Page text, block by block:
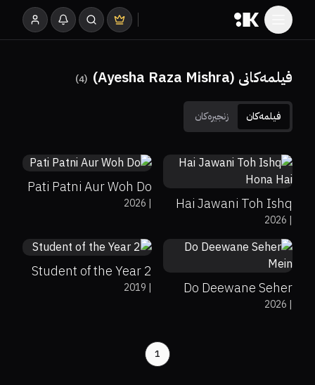
فیلمەکانی (Ayesha Raza Mishra) (
4
)
فیلمەکان زنجیرەکان
4.8
0%
0%
Hai Jawani Toh Ishq
Hona Hai|
2026
Pati Patni Aur Woh Do
|
2026
8
Do Deewane Seher
Mein|
2026
2.3
Student of the Year 2
|
2019
1